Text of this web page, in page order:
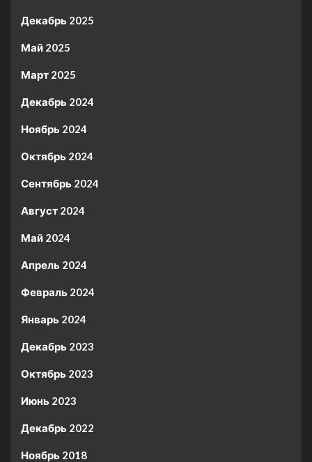
Декабрь 2025
Май 2025
Март 2025
Декабрь 2024
Ноябрь 2024
Октябрь 2024
Сентябрь 2024
Август 2024
Май 2024
Апрель 2024
Февраль 2024
Январь 2024
Декабрь 2023
Октябрь 2023
Июнь 2023
Декабрь 2022
Ноябрь 2018